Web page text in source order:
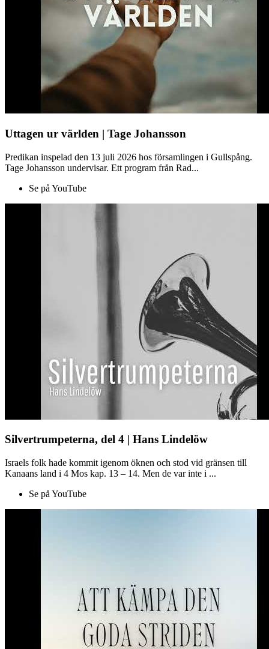
Uttagen ur världen | Tage Johansson
Predikan inspelad den 13 juli 2026 hos församlingen i Gullspång.
Tage Johansson undervisar. Ett program från Rad...
Se på YouTube
Silvertrumpeterna, del 4 | Hans Lindelöw
Israels folk hade kommit igenom öknen och stod vid gränsen till
Kanaans land i 4 Mos kap. 13 – 14. Men de var inte i ...
Se på YouTube